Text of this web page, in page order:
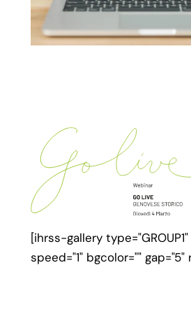
[ihrss-gallery
speed="1" bgcolor="" gap="5"